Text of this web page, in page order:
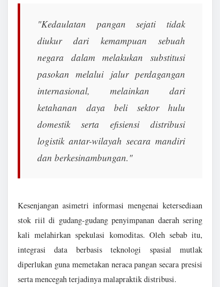
"Kedaulatan pangan sejati tidak
diukur dari kemampuan sebuah
negara dalam melakukan substitusi
pasokan melalui jalur perdagangan
internasional, melainkan dari
ketahanan daya beli sektor hulu
domestik serta efisiensi distribusi
logistik antar-wilayah secara mandiri
dan berkesinambungan."
Kesenjangan asimetri informasi mengenai ketersediaan
stok riil di gudang-gudang penyimpanan daerah sering
kali melahirkan spekulasi komoditas. Oleh sebab itu,
integrasi data berbasis teknologi spasial mutlak
diperlukan guna memetakan neraca pangan secara presisi
serta mencegah terjadinya malapraktik distribusi.